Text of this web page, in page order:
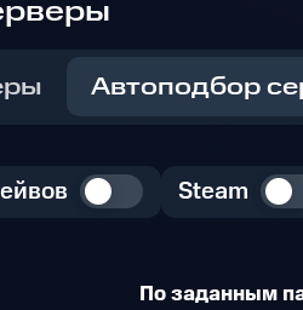
Автоподбор
Steam
По заданным